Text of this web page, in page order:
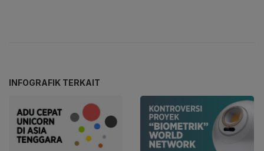
INFOGRAFIK TERKAIT